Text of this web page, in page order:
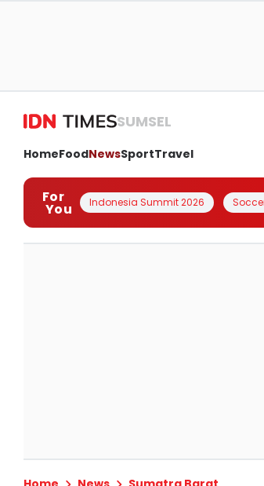
SUMSEL
HomeFoodNewsSportTravel
For
You Indonesia Summit 2026